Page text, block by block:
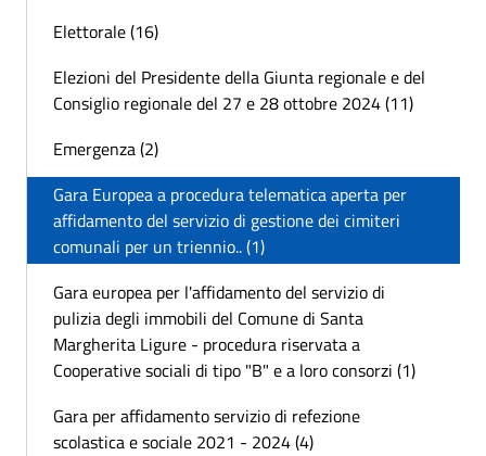
Elettorale (16)
Elezioni del Presidente della Giunta regionale e del
Consiglio regionale del 27 e 28 ottobre 2024 (11)
Emergenza (2)
Gara Europea a procedura telematica aperta per
affidamento del servizio di gestione dei cimiteri
comunali per un triennio.. (1)
Gara europea per l'affidamento del servizio di
pulizia degli immobili del Comune di Santa
Margherita Ligure - procedura riservata a
Cooperative sociali di tipo "B" e a loro consorzi (1)
Gara per affidamento servizio di refezione
scolastica e sociale 2021 - 2024 (4)